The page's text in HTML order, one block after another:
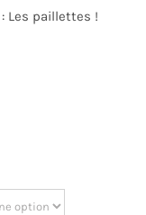
Les paillettes !